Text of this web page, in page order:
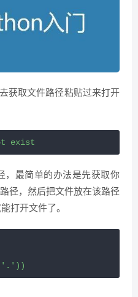
获取文件路径粘贴过来打开
exist
，最简单的办法是先获取你
径，然后把文件放在该路径
打开文件了。